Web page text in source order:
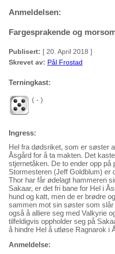
Anmeldelsen:
Fargesprakende og
Publisert: [ 20. April 2018 ]
Skrevet av: Pål Frostad
Terningkast:
( - )
Ingress:
Hel fra dødsriket, som er søster
Åsgård for å ta makten. Det
stjernetåken. De to ender opp på
Stormesteren (Jeff Goldblum) er
Thor har får ødelagt hammeren
Sakaar, er det fri bane for Hel i
hund og katt, men de er brødre
sammen mot sin søster som
også å alliere seg med Valkyrie
tilfeldigvis oppholder seg på
å hindre Hel å utløse Ragnarok i
Anmeldelse: